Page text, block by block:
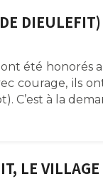
DIEULEFIT)
été honorés
courage, ils
C’est à la
LE